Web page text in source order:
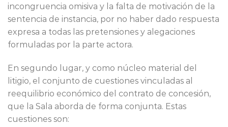
incongruencia omisiva y la falta de motivación de la
sentencia de instancia, por no haber dado respuesta
expresa a todas las pretensiones y alegaciones
formuladas por la parte actora.
En segundo lugar, y como núcleo material del
litigio, el conjunto de cuestiones vinculadas al
reequilibrio económico del contrato de concesión,
que la Sala aborda de forma conjunta. Estas
cuestiones son: